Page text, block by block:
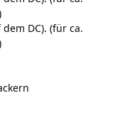
DC). (für ca.